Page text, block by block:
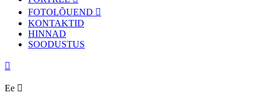
FOTOLÕUEND
KONTAKTID
HINNAD
SOODUSTUS
Ee